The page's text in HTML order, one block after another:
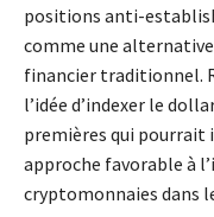
positions anti-
comme une
financier traditionnel.
l’idée d’indexer le
premières qui pourrait
approche favorable à
cryptomonnaies dans